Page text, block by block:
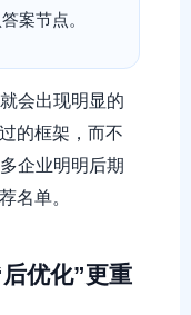
案节点。
会出现明显的
的框架，而不
企业明明后期
名单。
优化”更重